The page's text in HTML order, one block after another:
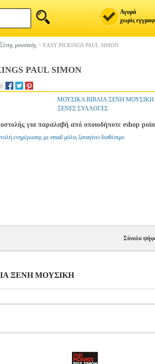
Αγορά
χωρίς
μουσικής > EASY PICKINGS PAUL SIMON
PAUL SIMON
ΜΟΥΣΙΚΑ ΒΙΒΛΙΑ ΞΕΝΗ ΜΟΥΣΙΚΗ
ΞΕΝΕΣ ΣΥΛΛΟΓΕΣ
για παραλαβή από οποιοδήποτε eshop
ενημέρωσης με email μόλις ξαναγίνει διαθέσιμο
Σύνολο
ΞΕΝΗ ΜΟΥΣΙΚΗ